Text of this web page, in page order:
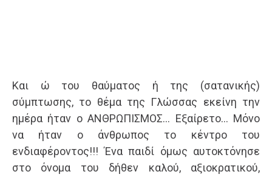
Και ώ του θαύματος ή της (σατανικής)
σύμπτωσης, το θέμα της Γλώσσας εκείνη την
ημέρα ήταν ο ΑΝΘΡΩΠΙΣΜΟΣ… Εξαίρετο… Μόνο
να ήταν ο άνθρωπος το κέντρο του
ενδιαφέροντος!!! Ένα παιδί όμως αυτοκτόνησε
στο όνομα του δήθεν καλού, αξιοκρατικού,